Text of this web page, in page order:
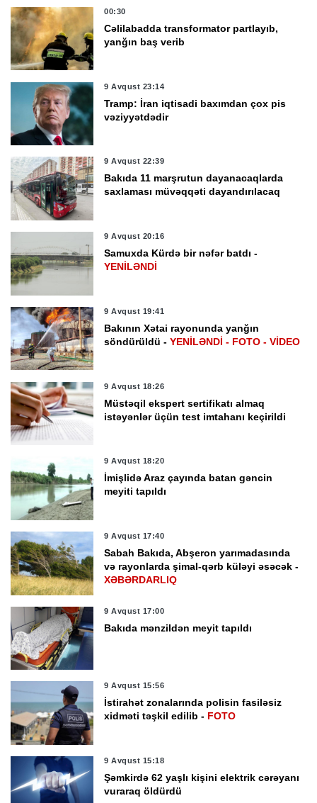
00:30
Cəlilabadda transformator partlayıb,
yanğın baş verib
9 Avqust 23:14
Tramp: İran iqtisadi baxımdan çox pis
vəziyyətdədir
9 Avqust 22:39
Bakıda 11 marşrutun dayanacaqlarda
saxlaması müvəqqəti dayandırılacaq
9 Avqust 20:16
Samuxda Kürdə bir nəfər batdı -
YENİLƏNDİ
9 Avqust 19:41
Bakının Xətai rayonunda yanğın
söndürüldü -YENİLƏNDİ - FOTO - VİDEO
9 Avqust 18:26
Müstəqil ekspert sertifikatı almaq
istəyənlər üçün test imtahanı keçirildi
9 Avqust 18:20
İmişlidə Araz çayında batan gəncin
meyiti tapıldı
9 Avqust 17:40
Sabah Bakıda, Abşeron yarımadasında
və rayonlarda şimal-qərb küləyi əsəcək -
XƏBƏRDARLIQ
9 Avqust 17:00
Bakıda mənzildən meyit tapıldı
9 Avqust 15:56
İstirahət zonalarında polisin fasiləsiz
xidməti təşkil edilib - FOTO
9 Avqust 15:18
Şəmkirdə 62 yaşlı kişini elektrik cərəyanı
vuraraq öldürdü